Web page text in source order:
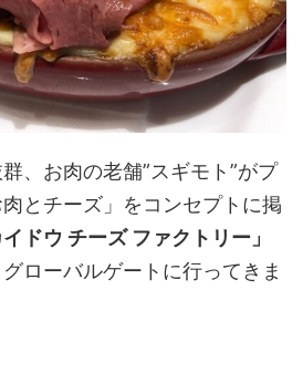
、お肉の老舗”スギモト”がプ
とチーズ」をコンセプトに掲
イドウ チーズ ファクトリー」
ローバルゲートに行ってきま